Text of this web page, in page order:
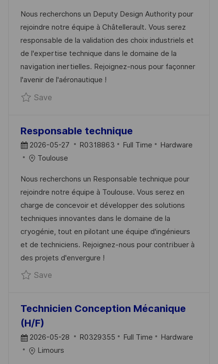
T
E
D
D
A
T
E
I
D
E
G
O
R
Y
Nous recherchons un Deputy Design Authority pour
rejoindre notre équipe à Châtellerault. Vous serez
responsable de la validation des choix industriels et
de l'expertise technique dans le domaine de la
navigation inertielles. Rejoignez-nous pour façonner
l'avenir de l'aéronautique !
SaveSave Design Authority Deputy - F/H
Responsable technique
P
O
T
E
D
D
A
T
E
2026-05-27
J
I
D
R0318863 Full Time
C
E
G
O
R
Y
Hardware
Toulouse
Nous recherchons un Responsable technique pour
rejoindre notre équipe à Toulouse. Vous serez en
charge de concevoir et développer des solutions
techniques innovantes dans le domaine de la
cryogénie, tout en pilotant une équipe d'ingénieurs
et de techniciens. Rejoignez-nous pour contribuer à
des projets d'envergure !
SaveSave Responsable technique R0318863
Technicien Conception Mécanique
(H/F)
P
O
2026-05-28
J
R0329355 Full Time
C
Hardware
Limours